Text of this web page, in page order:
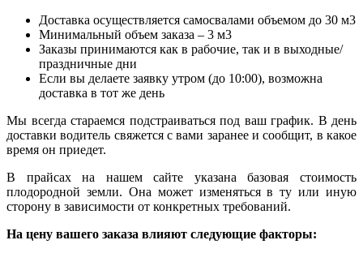
Доставка осуществляется самосвалами объемом до 30 м3
Минимальный объем заказа – 3 м3
Заказы принимаются как в рабочие, так и в выходные/
праздничные дни
Если вы делаете заявку утром (до 10:00), возможна
доставка в тот же день
Мы всегда стараемся подстраиваться под ваш график. В день
доставки водитель свяжется с вами заранее и сообщит, в какое
время он приедет.
В прайсах на нашем сайте указана базовая стоимость
плодородной земли. Она может изменяться в ту или иную
сторону в зависимости от конкретных требований.
На цену вашего заказа влияют следующие факторы: